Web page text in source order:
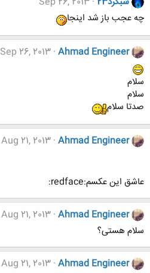
چه عجب باز شد اينجا
Ahmad Engineer
Sep 26, 2013
سلام
سلام
صدتا سلام
Ahmad Engineer
Aug 21, 2013
عاشق این عکسم:redface:
Ahmad Engineer
Aug 21, 2013
سلام هستی؟
Ahmad Engineer
Aug 21, 2013